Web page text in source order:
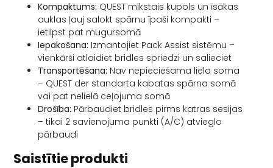
Kompaktums: QUEST mīkstais kupols un īsākas
auklas ļauj salokt spārnu īpaši kompakti –
ietilpst pat mugursomā
Iepakošana: Izmantojiet Pack Assist sistēmu –
vienkārši atlaidiet bridles spriedzi un salieciet
Transportēšana: Nav nepieciešama liela soma
– QUEST der standarta kabatas spārna somā
vai pat nelielā ceļojuma somā
Drošība: Pārbaudiet bridles pirms katras sesijas
– tikai 2 savienojuma punkti (A/C) atvieglo
pārbaudi
Saistītie produkti